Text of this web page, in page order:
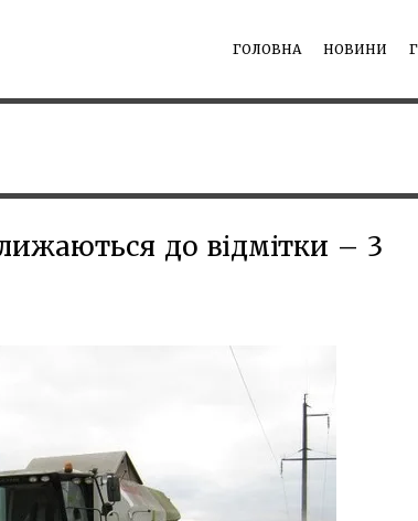
ГОЛОВНА НОВИНИ
до відмітки – 3